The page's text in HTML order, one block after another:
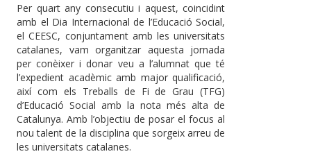
Per quart any consecutiu i aquest, coincidint
amb el Dia Internacional de l’Educació Social,
el CEESC, conjuntament amb les universitats
catalanes, vam organitzar aquesta jornada
per conèixer i donar veu a l’alumnat que té
l’expedient acadèmic amb major qualificació,
així com els Treballs de Fi de Grau (TFG)
d’Educació Social amb la nota més alta de
Catalunya. Amb l’objectiu de posar el focus al
nou talent de la disciplina que sorgeix arreu de
les universitats catalanes.